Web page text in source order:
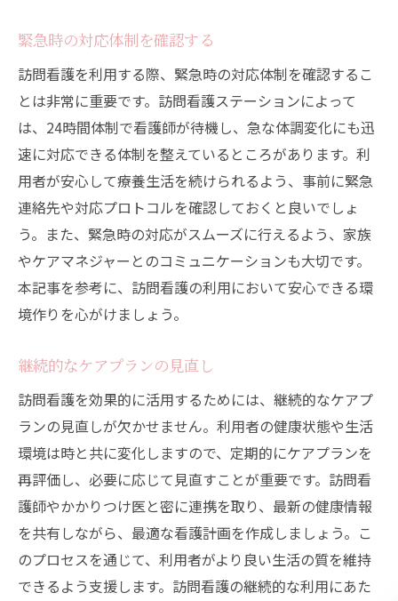
緊急時の対応体制を確認する
訪問看護を利用する際、緊急時の対応体制を確認するこ
とは非常に重要です。訪問看護ステーションによって
は、24時間体制で看護師が待機し、急な体調変化にも迅
速に対応できる体制を整えているところがあります。利
用者が安心して療養生活を続けられるよう、事前に緊急
連絡先や対応プロトコルを確認しておくと良いでしょ
う。また、緊急時の対応がスムーズに行えるよう、家族
やケアマネジャーとのコミュニケーションも大切です。
本記事を参考に、訪問看護の利用において安心できる環
境作りを心がけましょう。
継続的なケアプランの見直し
訪問看護を効果的に活用するためには、継続的なケアプ
ランの見直しが欠かせません。利用者の健康状態や生活
環境は時と共に変化しますので、定期的にケアプランを
再評価し、必要に応じて見直すことが重要です。訪問看
護師やかかりつけ医と密に連携を取り、最新の健康情報
を共有しながら、最適な看護計画を作成しましょう。こ
のプロセスを通じて、利用者がより良い生活の質を維持
できるよう支援します。訪問看護の継続的な利用にあた